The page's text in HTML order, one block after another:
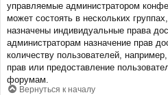
управляемые администратором
может состоять в нескольких
назначены индивидуальные права
администраторам назначение прав
количеству пользователей,
прав или предоставление
форумам.
Вернуться к началу